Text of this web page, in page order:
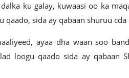
ku galay, kuwaasi oo ka
qaado, sida ay qabaan shuruu
ayaa dha waan soo
loogu qaado sida ay qabaan